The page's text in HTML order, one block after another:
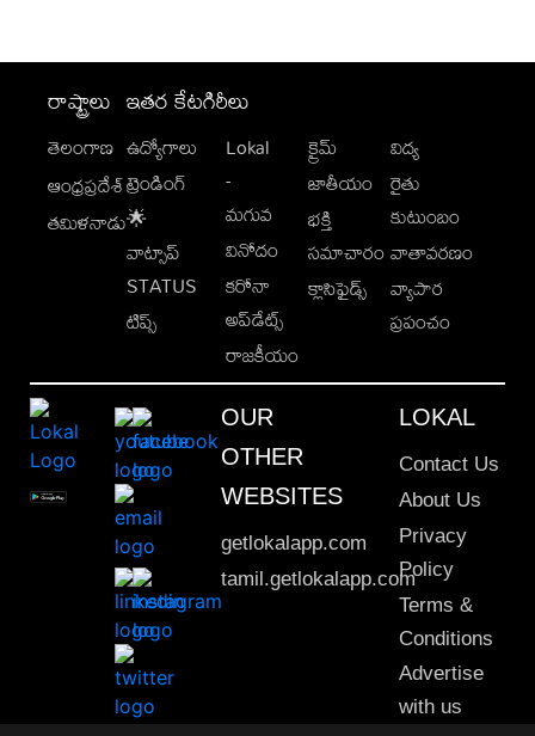
రాష్ట్రాలు
తెలంగాణ
ఆంధ్రప్రదేశ్
తమిళనాడు
ఇతర కేటగిరీలు
ఉద్యోగాలు
ట్రెండింగ్
🌟
వాట్సాప్
STATUS
టిప్స్
Lokal
-
మగువ
వినోదం
కరోనా
అప్‌డేట్స్
రాజకీయం
క్రైమ్
జాతీయం
భక్తి
సమాచారం
క్లాసిఫైడ్స్
విద్య
రైతు
కుటుంబం
వాతావరణం
వ్యాపార
ప్రపంచం
OUR
OTHER
WEBSITES
getlokalapp.com
tamil.getlokalapp.com
LOKAL
Contact Us
About Us
Privacy
Policy
Terms &
Conditions
Advertise
with us